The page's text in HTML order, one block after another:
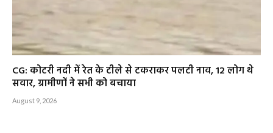
CG: कोटरी नदी में रेत के टीले से टकराकर पलटी नाव, 12 लोग थे
सवार, ग्रामीणों ने सभी को बचाया
August 9, 2026